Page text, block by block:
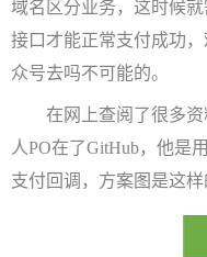
域名区分业务，这时候
接口才能正常支付成功
众号去吗不可能的。
在网上查阅了很多
人PO在了GitHub，他是
支付回调，方案图是这样